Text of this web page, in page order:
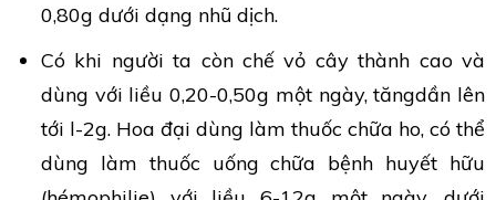
0,80g dưới dạng nhũ dịch.
Có khi người ta còn chế vỏ cây thành cao và
dùng với liều 0,20-0,50g một ngày, tăngdần lên
tới l-2g. Hoa đại dùng làm thuốc chữa ho, có thể
dùng làm thuốc uống chữa bệnh huyết hữu